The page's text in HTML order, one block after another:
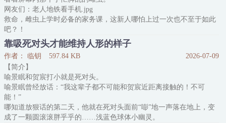
网友们：老人地铁看手机.jpg
救命，雌虫上学时必备的家务课，这新人哪怕上过一次也不至于如此
吧？！
况且在如今这个直播制度完善，主播们人人露脸的情况下，那新人用
贴纸遮挡脸部的行为就显得更怪异了。
网友们纷纷吐槽，让主播去掉贴纸，哪怕主播长的再丑他们也能接
受。
可主播却摇了摇头，犹豫道：“我长的太好看了，我怕吓到你们。”
网友们：哈？这是什么普信虫说出来的迷
靠吸死对头才能维持人形的样子
作者： 临钥 597.84 KB
2026-07-09
【简介】
喻景眠和贺宸打小就是死对头。
喻景眠曾经放话：“我这辈子都不可能和贺宸近距离接触的！不可
能！”
哪知道放狠话的第二天，他就在死对头面前“嘭”地一声落在地上，变
成了一颗圆滚滚胖乎乎的……浅蓝色球体小幽灵。